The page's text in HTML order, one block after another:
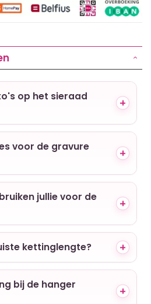
op het sieraad
voor de gravure
jullie voor de
kettinglengte?
bij de hanger